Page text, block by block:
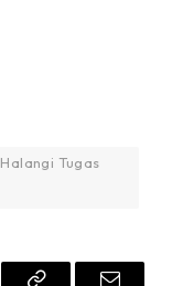
Tugas